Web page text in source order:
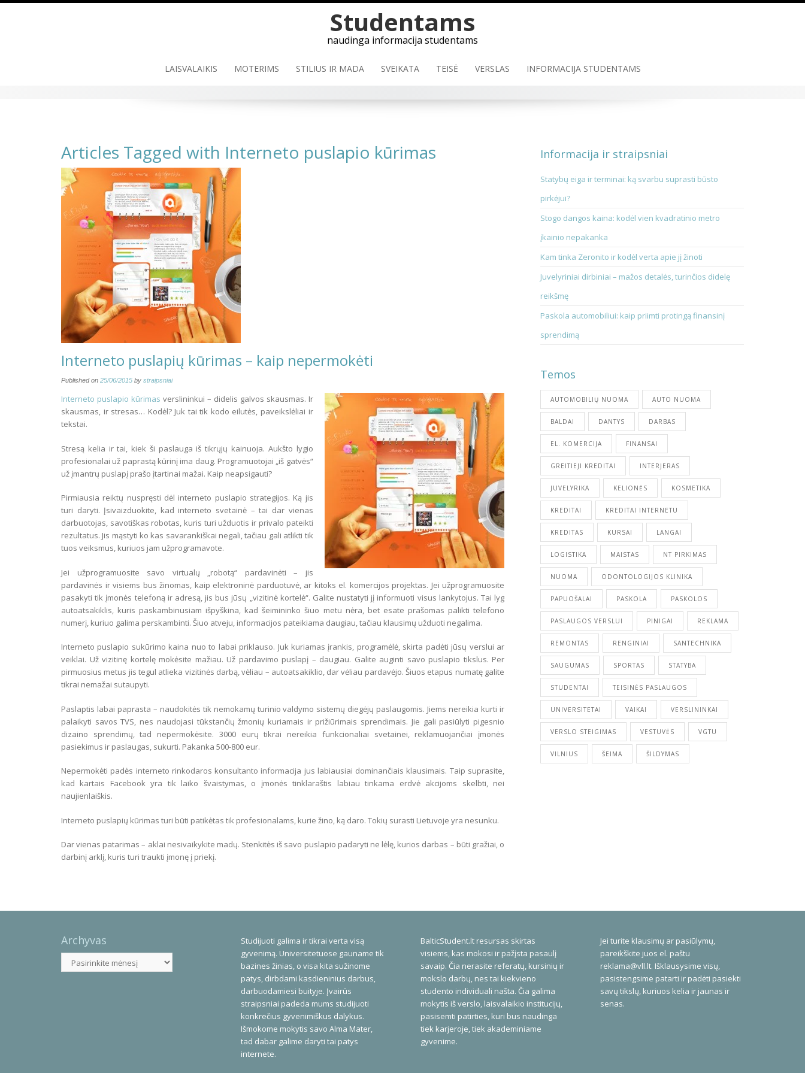
Studentams
naudinga informacija studentams
LAISVALAIKIS MOTERIMS STILIUS IR MADA SVEIKATA TEISĖ VERSLAS INFORMACIJA STUDENTAMS
Articles Tagged with Interneto puslapio kūrimas
Interneto puslapių kūrimas – kaip nepermokėti
Published on 25/06/2015 by straipsniai
Interneto puslapio kūrimas verslininkui – didelis galvos skausmas. Ir
skausmas, ir stresas… Kodėl? Juk tai tik kodo eilutės, paveikslėliai ir
tekstai.
Stresą kelia ir tai, kiek ši paslauga iš tikrųjų kainuoja. Aukšto lygio
profesionalai už paprastą kūrinį ima daug. Programuotojai „iš gatvės“
už įmantrų puslapį prašo įtartinai mažai. Kaip neapsigauti?
Pirmiausia reiktų nuspręsti dėl interneto puslapio strategijos. Ką jis
turi daryti. Įsivaizduokite, kad interneto svetainė – tai dar vienas
darbuotojas, savotiškas robotas, kuris turi užduotis ir privalo pateikti
rezultatus. Jis mąstyti ko kas savarankiškai negali, tačiau gali atlikti tik
tuos veiksmus, kuriuos jam užprogramavote.
Jei užprogramuosite savo virtualų „robotą“ pardavinėti – jis
pardavinės ir visiems bus žinomas, kaip elektroninė parduotuvė, ar kitoks el. komercijos projektas. Jei užprogramuosite
pasakyti tik įmonės telefoną ir adresą, jis bus jūsų „vizitinė kortelė“. Galite nustatyti jį informuoti visus lankytojus. Tai lyg
autoatsakiklis, kuris paskambinusiam išpyškina, kad šeimininko šiuo metu nėra, bet esate prašomas palikti telefono
numerį, kuriuo galima perskambinti. Šiuo atveju, informacijos pateikiama daugiau, tačiau klausimų užduoti negalima.
Interneto puslapio sukūrimo kaina nuo to labai priklauso. Juk kuriamas įrankis, programėlė, skirta padėti jūsų verslui ar
veiklai. Už vizitinę kortelę mokėsite mažiau. Už pardavimo puslapį – daugiau. Galite auginti savo puslapio tikslus. Per
pirmuosius metus jis tegul atlieka vizitinės darbą, vėliau – autoatsakiklio, dar vėliau pardavėjo. Šiuos etapus numatę galite
tikrai nemažai sutaupyti.
Paslaptis labai paprasta – naudokitės tik nemokamų turinio valdymo sistemų diegėjų paslaugomis. Jiems nereikia kurti ir
palaikyti savos TVS, nes naudojasi tūkstančių žmonių kuriamais ir prižiūrimais sprendimais. Jie gali pasiūlyti pigesnio
dizaino sprendimų, tad nepermokėsite. 3000 eurų tikrai nereikia funkcionaliai svetainei, reklamuojančiai įmonės
pasiekimus ir paslaugas, sukurti. Pakanka 500-800 eur.
Nepermokėti padės interneto rinkodaros konsultanto informacija jus labiausiai dominančiais klausimais. Taip suprasite,
kad kartais Facebook yra tik laiko švaistymas, o įmonės tinklaraštis labiau tinkama erdvė akcijoms skelbti, nei
naujienlaiškis.
Interneto puslapių kūrimas turi būti patikėtas tik profesionalams, kurie žino, ką daro. Tokių surasti Lietuvoje yra nesunku.
Dar vienas patarimas – aklai nesivaikykite madų. Stenkitės iš savo puslapio padaryti ne lėlę, kurios darbas – būti gražiai, o
darbinį arklį, kuris turi traukti įmonę į priekį.
Informacija ir straipsniai
Statybų eiga ir terminai: ką svarbu suprasti būsto
pirkėjui?
Stogo dangos kaina: kodėl vien kvadratinio metro
įkainio nepakanka
Kam tinka Zeronito ir kodėl verta apie jį žinoti
Juvelyriniai dirbiniai – mažos detalės, turinčios didelę
reikšmę
Paskola automobiliui: kaip priimti protingą finansinį
sprendimą
Temos
AUTOMOBILIŲ NUOMA AUTO NUOMA
BALDAI DANTYS DARBAS
EL. KOMERCIJA FINANSAI
GREITIEJI KREDITAI INTERJERAS
JUVELYRIKA KELIONĖS KOSMETIKA
KREDITAI KREDITAI INTERNETU
KREDITAS KURSAI LANGAI
LOGISTIKA MAISTAS NT PIRKIMAS
NUOMA ODONTOLOGIJOS KLINIKA
PAPUOŠALAI PASKOLA PASKOLOS
PASLAUGOS VERSLUI PINIGAI REKLAMA
REMONTAS RENGINIAI SANTECHNIKA
SAUGUMAS SPORTAS STATYBA
STUDENTAI TEISINĖS PASLAUGOS
UNIVERSITETAI VAIKAI VERSLININKAI
VERSLO STEIGIMAS VESTUVĖS VGTU
VILNIUS ŠEIMA ŠILDYMAS
Archyvas
Archyvas
Studijuoti galima ir tikrai verta visą
gyvenimą. Universitetuose gauname tik
bazines žinias, o visa kita sužinome
patys, dirbdami kasdieninius darbus,
darbuodamiesi buityje. Įvairūs
straipsniai padeda mums studijuoti
konkrečius gyvenimiškus dalykus.
Išmokome mokytis savo Alma Mater,
tad dabar galime daryti tai patys
internete.
BalticStudent.lt resursas skirtas
visiems, kas mokosi ir pažįsta pasaulį
savaip. Čia nerasite referatų, kursinių ir
mokslo darbų, nes tai kiekvieno
studento individuali našta. Čia galima
mokytis iš verslo, laisvalaikio institucijų,
pasisemti patirties, kuri bus naudinga
tiek karjeroje, tiek akademiniame
gyvenime.
Jei turite klausimų ar pasiūlymų,
pareikškite juos el. paštu
reklama@vll.lt. Išklausysime visų,
pasistengsime patarti ir padėti pasiekti
savų tikslų, kuriuos kelia ir jaunas ir
senas.